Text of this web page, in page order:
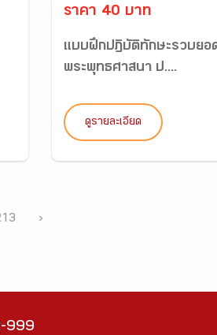
ราคา 40 บาท
แบบฝึกปฏิบัติทักษะรวบยอ
พระพุทธศาสนา ป....
ดูรายละเอียด
›
999